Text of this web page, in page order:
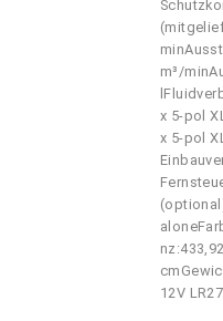
m³/
x 5-pol
x 5-pol
12V